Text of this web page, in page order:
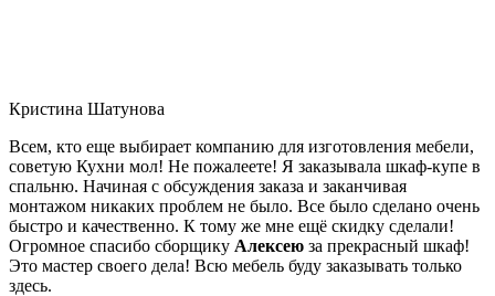
Кристина Шатунова
Всем, кто еще выбирает компанию для изготовления мебели,
советую Кухни мол! Не пожалеете! Я заказывала шкаф-купе в
спальню. Начиная с обсуждения заказа и заканчивая
монтажом никаких проблем не было. Все было сделано очень
быстро и качественно. К тому же мне ещё скидку сделали!
Огромное спасибо сборщику Алексею за прекрасный шкаф!
Это мастер своего дела! Всю мебель буду заказывать только
здесь.